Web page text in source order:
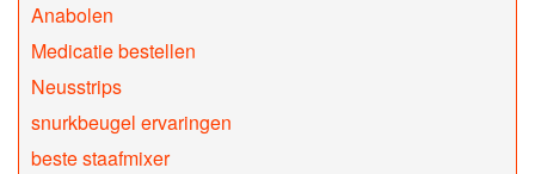
Anabolen
Medicatie bestellen
Neusstrips
snurkbeugel ervaringen
beste staafmixer